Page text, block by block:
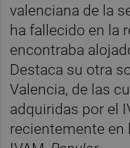
valenciana de la
ha fallecido en la
encontraba
Destaca su otra
Valencia, de las
adquiridas por el
recientemente en